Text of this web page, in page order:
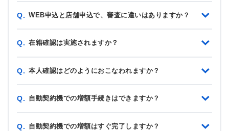
Q. WEB申込と店舗申込で、審査に違いはありますか？
Q. 在籍確認は実施されますか？
Q. 本人確認はどのようにおこなわれますか？
Q. 自動契約機での増額手続きはできますか？
Q. 自動契約機での増額はすぐ完了しますか？